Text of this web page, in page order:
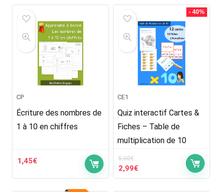
CP
Écriture des nombres de
1 à 10 en chiffres
1,45€
- 40%
CE1
Quiz interactif Cartes &
Fiches – Table de
multiplication de 10
5,00€
Le
prix
2,99€Le
prix